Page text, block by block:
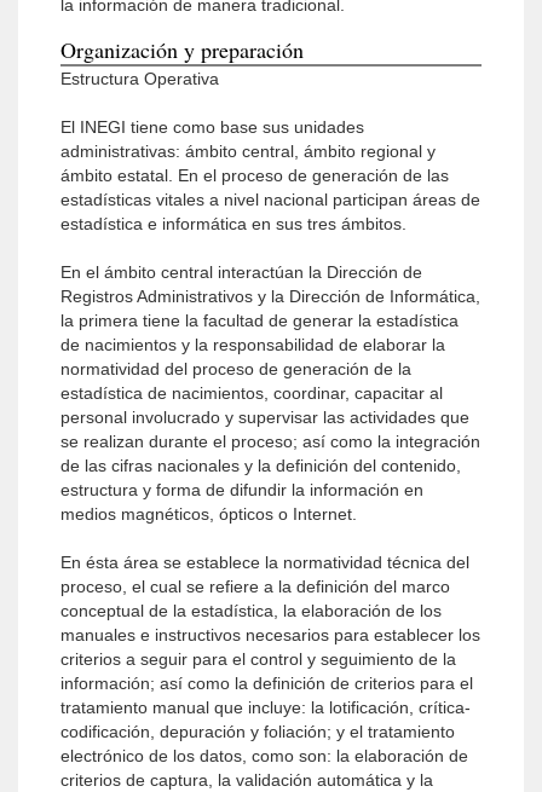
la información de manera tradicional.
Organización y preparación
Estructura Operativa
El INEGI tiene como base sus unidades
administrativas: ámbito central, ámbito regional y
ámbito estatal. En el proceso de generación de las
estadísticas vitales a nivel nacional participan áreas de
estadística e informática en sus tres ámbitos.
En el ámbito central interactúan la Dirección de
Registros Administrativos y la Dirección de Informática,
la primera tiene la facultad de generar la estadística
de nacimientos y la responsabilidad de elaborar la
normatividad del proceso de generación de la
estadística de nacimientos, coordinar, capacitar al
personal involucrado y supervisar las actividades que
se realizan durante el proceso; así como la integración
de las cifras nacionales y la definición del contenido,
estructura y forma de difundir la información en
medios magnéticos, ópticos o Internet.
En ésta área se establece la normatividad técnica del
proceso, el cual se refiere a la definición del marco
conceptual de la estadística, la elaboración de los
manuales e instructivos necesarios para establecer los
criterios a seguir para el control y seguimiento de la
información; así como la definición de criterios para el
tratamiento manual que incluye: la lotificación, crítica-
codificación, depuración y foliación; y el tratamiento
electrónico de los datos, como son: la elaboración de
criterios de captura, la validación automática y la